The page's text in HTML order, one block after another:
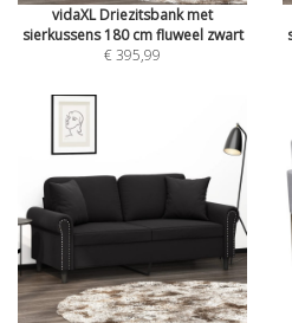
vidaXL Driezitsbank met
sierkussens 180 cm fluweel zwart
€ 395,99